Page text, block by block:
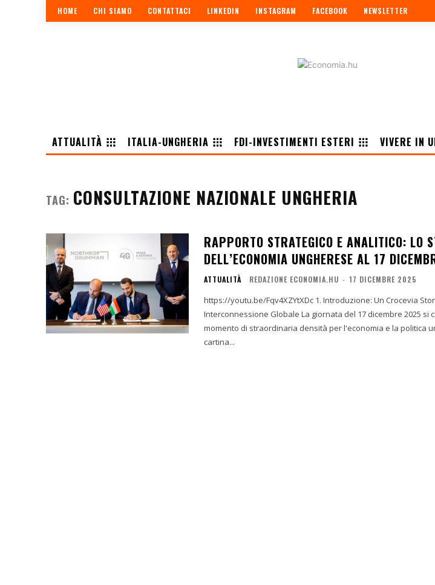
HOME CHI SIAMO CONTATTACI LINKEDIN INSTAGRAM FACEBOOK NEWSLETTER
ATTUALITÀ
ITALIA-UNGHERIA FDI-INVESTIMENTI ESTERI VIVERE IN
TAG: CONSULTAZIONE NAZIONALE UNGHERIA
RAPPORTO STRATEGICO E ANALITICO: LO
DELL’ECONOMIA UNGHERESE AL 17
ATTUALITÀ REDAZIONE ECONOMIA.HU - 17 DICEMBRE 2025
https://youtu.be/Fqv4XZYtXDc 1. Introduzione: Un Crocevia Storico tra Sovranità e
Interconnessione Globale La giornata del 17 dicembre 2025 si cristallizza come un
momento di straordinaria densità per l'economia e la politica
cartina...